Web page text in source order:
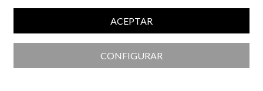
ACEPTAR
CONFIGURAR